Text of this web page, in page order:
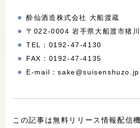
酔仙酒造株式会社 大船渡蔵
〒022-0004 岩手県大船渡市猪
TEL：0192-47-4130
FAX：0192-47-4135
E-mail：sake@suisenshuzo.jp
この記事は無料リリース情報配信